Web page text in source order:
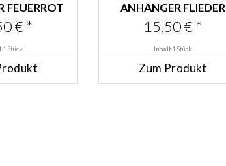
FEUERROT
€ *
1 Stück
ANHÄNGER FLIEDER
15,50 € *
Inhalt 1 Stück
Zum Produkt